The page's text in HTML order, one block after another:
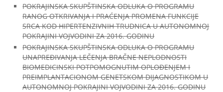
POKRAJINSKA SKUPŠTINSKA ODLUKA O PROGRAMU
RANOG OTKRIVANJA I PRAĆENJA PROMENA FUNKCIJE
SRCA KOD HIPERTENZIVNIH TRUDNICA U AUTONOMNOJ
POKRAJINI VOJVODINI ZA 2016. GODINU
POKRAJINSKA SKUPŠTINSKA ODLUKA O PROGRAMU
UNAPREĐIVANJA LEČENJA BRAČNE NEPLODNOSTI
BIOMEDICINSKI POTPOMOGNUTIM OPLOĐENJEM I
PREIMPLANTACIONOM GENETSKOM DIJAGNOSTIKOM U
AUTONOMNOJ POKRAJINI VOJVODINI ZA 2016. GODINU